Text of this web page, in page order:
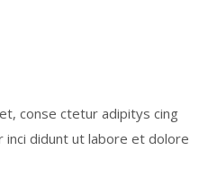
conse ctetur adipitys cing
didunt ut labore et dolore